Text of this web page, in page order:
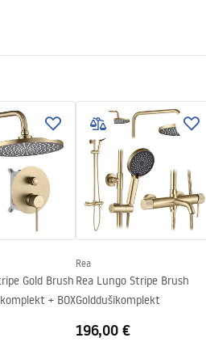
Nurgas
Transparent 6mm
Kallutatav
Dušialusel või põrandal
mm
Universaalne
Gold Brush
+ BOX
Rea
Rea Lungo Stripe Brush
Golddušikomplekt
196,00 €